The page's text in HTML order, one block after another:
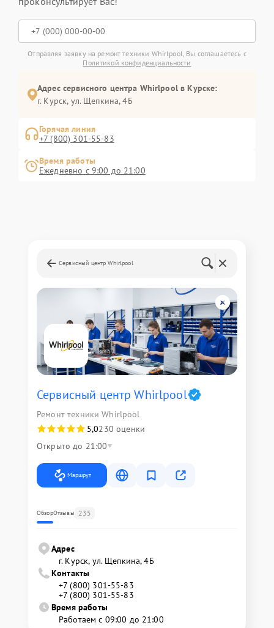
Отправляя заявку на ремонт техники Whirlpool, Вы соглашаетесь с
Политикой конфиденциальности
Адрес сервисного центра Whirlpool в Курске:
г. Курск, ул. Щепкина, 4Б
Горячая линия
+7 (800) 301-55-83
Время работы
Ежедневно с 9:00 до 21:00
Сервисный центр Whirlpool
Сервисный центр Whirlpool
Ремонт техники Whirlpool
5,0230 оценки
Открыто до 21:00
Маршрут
ОбзорОтзывы 235
Адрес
г. Курск, ул. Щепкина, 4Б
Контакты
+7 (800) 301-55-83
+7 (800) 301-55-83
Время работы
Работаем с 09:00 до 21:00